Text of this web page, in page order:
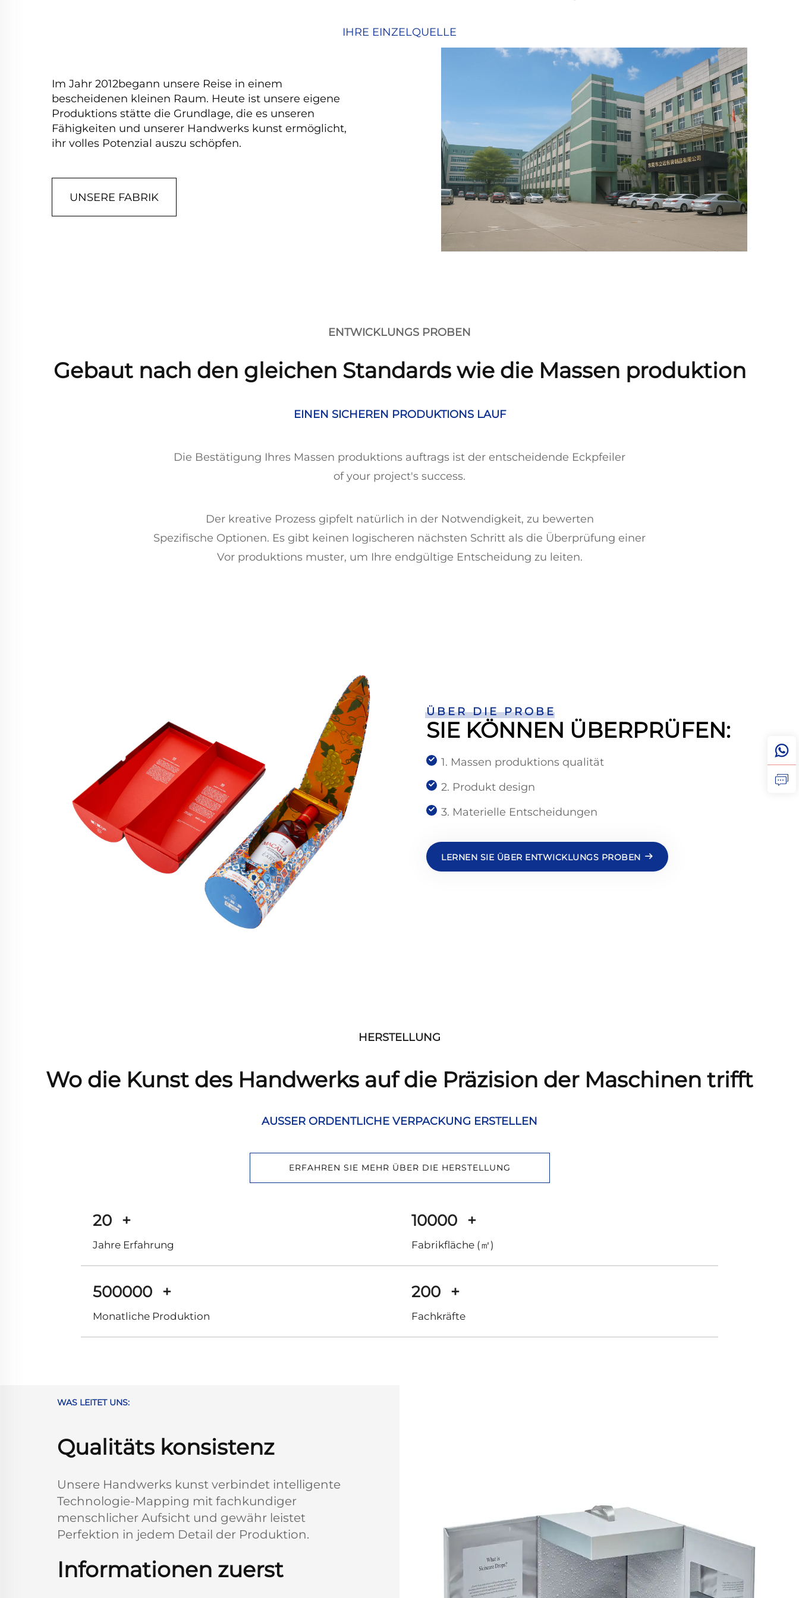
IHRE EINZELQUELLE
Im Jahr 2012begann unsere Reise in einem
bescheidenen kleinen Raum. Heute ist unsere eigene
Produktions stätte die Grundlage, die es unseren
Fähigkeiten und unserer Handwerks kunst ermöglicht,
ihr volles Potenzial auszu schöpfen.
UNSERE FABRIK
ENTWICKLUNGS PROBEN
Gebaut nach den gleichen Standards wie die Massen produktion
EINEN SICHEREN PRODUKTIONS LAUF
Die Bestätigung Ihres Massen produktions auftrags ist der entscheidende Eckpfeiler
of your project's success.
Der kreative Prozess gipfelt natürlich in der Notwendigkeit, zu bewerten
Spezifische Optionen. Es gibt keinen logischeren nächsten Schritt als die Überprüfung einer
Vor produktions muster, um Ihre endgültige Entscheidung zu leiten.
ÜBER DIE PROBE
SIE KÖNNEN ÜBERPRÜFEN:
1. Massen produktions qualität
2. Produkt design
3. Materielle Entscheidungen
LERNEN SIE ÜBER ENTWICKLUNGS PROBEN
HERSTELLUNG
Wo die Kunst des Handwerks auf die Präzision der Maschinen trifft
AUSSER ORDENTLICHE VERPACKUNG ERSTELLEN
ERFAHREN SIE MEHR ÜBER DIE HERSTELLUNG
20 +
Jahre Erfahrung
10000 +
Fabrikfläche (㎡)
500000 +
Monatliche Produktion
200 +
Fachkräfte
WAS LEITET UNS:
Qualitäts konsistenz
Unsere Handwerks kunst verbindet intelligente
Technologie-Mapping mit fachkundiger
menschlicher Aufsicht und gewähr leistet
Perfektion in jedem Detail der Produktion.
Informationen zuerst